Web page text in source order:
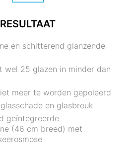
RESULTAAT
en schitterend glanzende
wel 25 glazen in minder dan
meer te worden gepoleerd
en glasbreuk
geïntegreerde
(46 cm breed) met